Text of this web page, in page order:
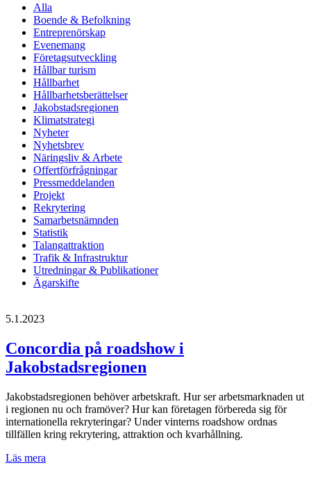
Alla
Boende & Befolkning
Entreprenörskap
Evenemang
Företagsutveckling
Hållbar turism
Hållbarhet
Hållbarhetsberättelser
Jakobstadsregionen
Klimatstrategi
Nyheter
Nyhetsbrev
Näringsliv & Arbete
Offertförfrågningar
Pressmeddelanden
Projekt
Rekrytering
Samarbetsnämnden
Statistik
Talangattraktion
Trafik & Infrastruktur
Utredningar & Publikationer
Ägarskifte
5.1.2023
Concordia på roadshow i
Jakobstadsregionen
Jakobstadsregionen behöver arbetskraft. Hur ser arbetsmarknaden ut
i regionen nu och framöver? Hur kan företagen förbereda sig för
internationella rekryteringar? Under vinterns roadshow ordnas
tillfällen kring rekrytering, attraktion och kvarhållning.
Läs mera